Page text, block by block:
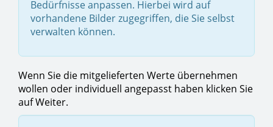
Bedürfnisse anpassen. Hierbei wird auf
vorhandene Bilder zugegriffen, die Sie selbst
verwalten können.
Wenn Sie die mitgelieferten Werte übernehmen
wollen oder individuell angepasst haben klicken Sie
auf Weiter.